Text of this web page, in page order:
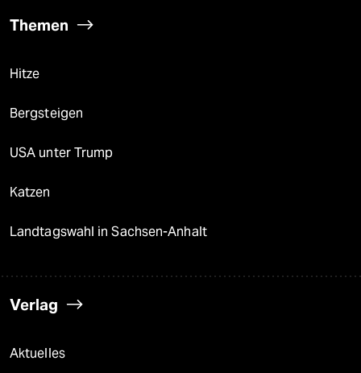
Themen
Hitze
Bergsteigen
USA unter Trump
Katzen
Landtagswahl in Sachsen-Anhalt
Verlag
Aktuelles